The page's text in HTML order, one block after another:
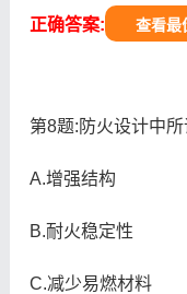
正确答案: 查看最
第8题:防火设计中所
A.增强结构
B.耐火稳定性
C.减少易燃材料